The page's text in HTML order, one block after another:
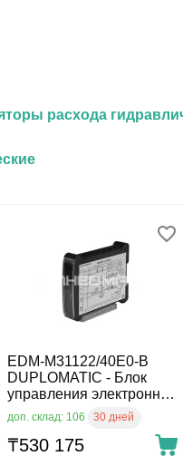
расхода
EDM-M31122/40E0-B
DUPLOMATIC - Блок
управления электронный
для пропорционнальных
распределителей
доп. склад: 106 30 дней
₸530 175